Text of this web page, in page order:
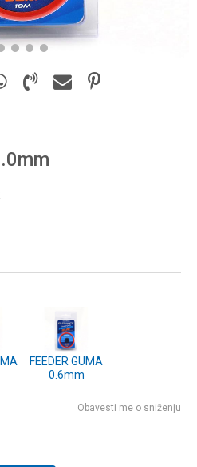
2 3 4 5
FEEDER GUMA
0.6mm
Obavesti me o sniženju